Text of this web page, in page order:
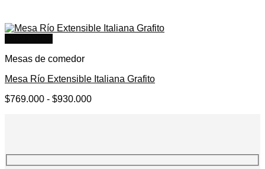
Mesas de comedor
Mesa Río Extensible Italiana Grafito
$769.000 - $930.000Rango